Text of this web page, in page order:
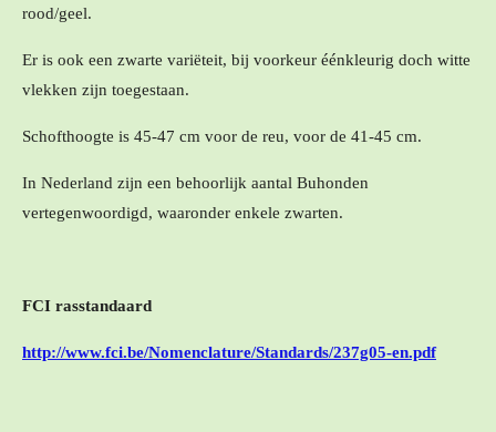
rood/geel.
Er is ook een zwarte variëteit, bij voorkeur éénkleurig doch witte
vlekken zijn toegestaan.
Schofthoogte is 45-47 cm voor de reu, voor de 41-45 cm.
In Nederland zijn een behoorlijk aantal Buhonden
vertegenwoordigd, waaronder enkele zwarten.
FCI rasstandaard
http://www.fci.be/Nomenclature/Standards/237g05-en.pdf